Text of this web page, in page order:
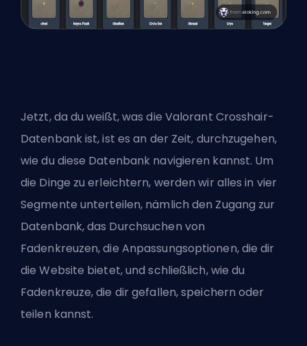
Jetzt, da du weißt, was die Valorant Crosshair-
Datenbank ist, ist es an der Zeit, durchzugehen,
wie du diese Datenbank navigieren kannst. Um
die Dinge zu erleichtern, werden wir alles in vier
Segmente unterteilen, nämlich den Zugang zur
Datenbank, das Durchsuchen von
Fadenkreuzen, die Anpassungsoptionen, die dir
die Website bietet, und schließlich, wie du
Fadenkreuze, die dir gefallen, speichern oder
teilen kannst.